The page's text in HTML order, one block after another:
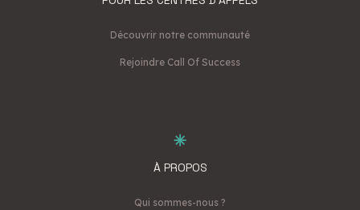
Découvrir notre communauté
Rejoindre Call Of Success
À PROPOS
Qui sommes-nous ?